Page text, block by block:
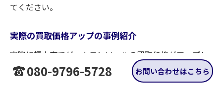
てください。
実際の買取価格アップの事例紹介
実際に福山市でゲームコンソールの買取価格がアップし
た事例を紹介します。あるユーザーは、Nintendo
Switchの買取を希望していましたが、付属品の一部が欠
080-9796-5728 お問い合わせはこちら